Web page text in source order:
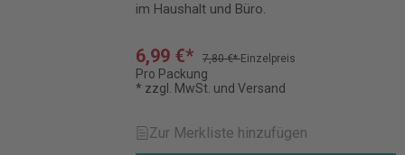
im Haushalt und Büro.
6,99 €* 7,80 €*Einzelpreis
Pro Packung
* zzgl. MwSt. und Versand
Zur Merkliste hinzufügen